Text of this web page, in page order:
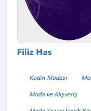
Filiz Has
Kadın Modası
Moda ve Alışveriş